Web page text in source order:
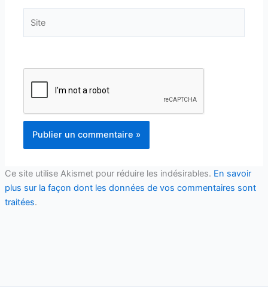
Ce site utilise Akismet pour réduire les indésirables. En savoir
plus sur la façon dont les données de vos commentaires sont
traitées.